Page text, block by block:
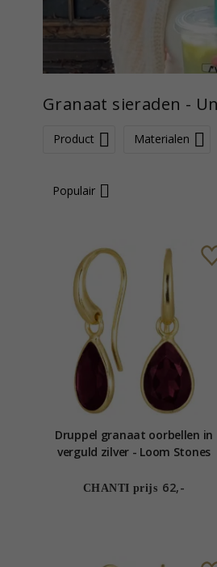
Granaat sieraden -
Product Materialen
Populair
Druppel granaat oorbellen in
verguld zilver - Loom Stones
CHANTI prijs 62,-